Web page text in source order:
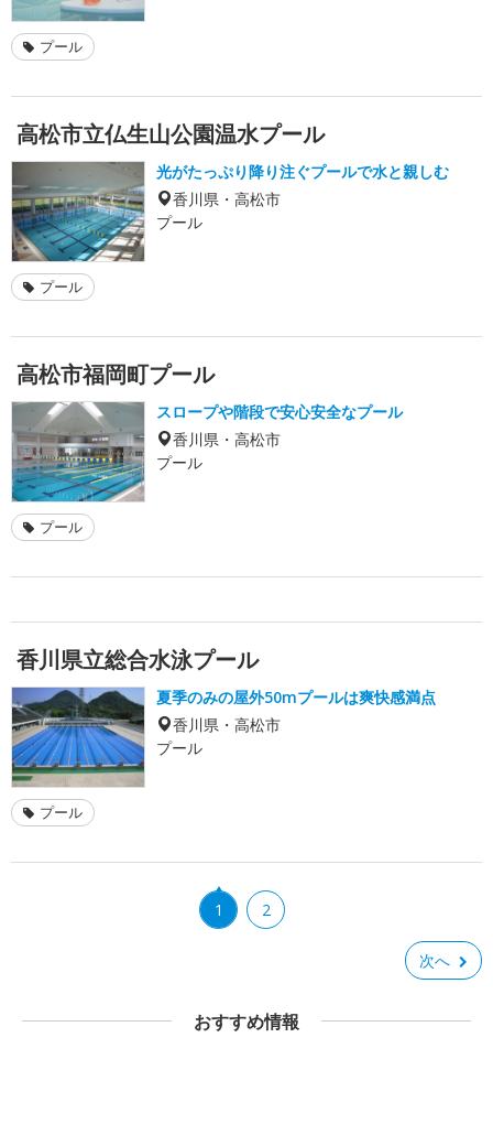
プール
高松市立仏生山公園温水プール
光がたっぷり降り注ぐプールで水と親しむ
香川県・高松市
プール
プール
高松市福岡町プール
スロープや階段で安心安全なプール
香川県・高松市
プール
プール
香川県立総合水泳プール
夏季のみの屋外50mプールは爽快感満点
香川県・高松市
プール
プール
1 2
次へ
おすすめ情報